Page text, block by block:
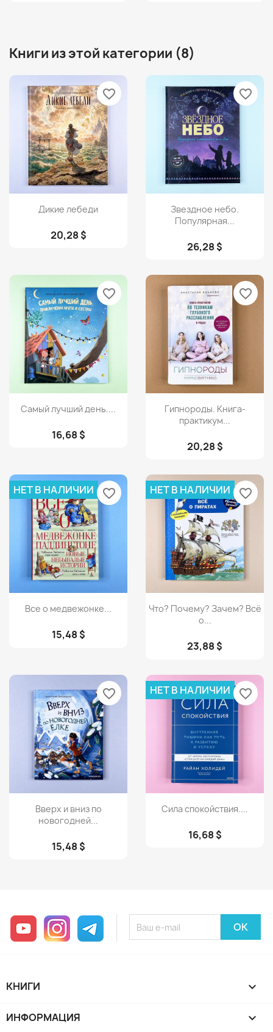
Книги из этой категории (8)
Просмотр
Дикие лебеди
20,28 $
favorite_border
Просмотр
Звездное небо.
Популярная...
26,28 $
favorite_border
 Просмотр
Самый лучший день....
16,68 $
favorite_border
Просмотр
Гипнороды. Книга-
практикум...
20,28 $
favorite_border
 Просмотр
Все о медвежонке...
15,48 $
НЕТ В НАЛИЧИИ favorite_border
Просмотр
Что? Почему? Зачем? Всё
о...
23,88 $
НЕТ В НАЛИЧИИ favorite_border
Просмотр
Вверх и вниз по
новогодней...
15,48 $
favorite_border
Просмотр
Сила спокойствия....
16,68 $
НЕТ В НАЛИЧИИ favorite_border
YouTube InstagramTelegram
КНИГИ 
ИНФОРМАЦИЯ 